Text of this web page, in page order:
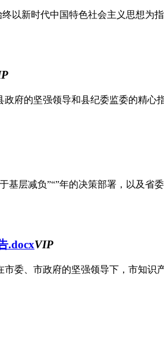
以新时代中国特色社会主义思想为
府的坚强领导和县纪委监委的精心
基层减负”“”年的决策部署，以及省
.docxVIP
委、市政府的坚强领导下，市知识